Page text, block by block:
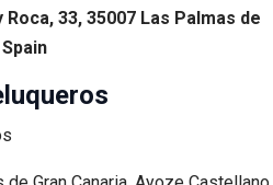
33, 35007 Las Palmas de